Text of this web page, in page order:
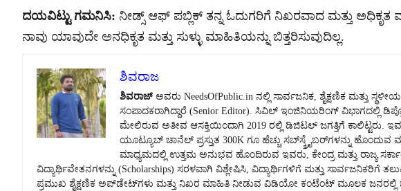
ದಯವಿಟ್ಟು ಗಮನಿಸಿ: ನೀಡ್ಸ್ ಆಫ್ ಪಬ್ಲಿಕ್ ತನ್ನ ಓದುಗರಿಗೆ ನಿಖರವಾದ ಮತ್ತು ಅಧಿಕೃತ
ನಾವು ಯಾವುದೇ ಅನಧಿಕೃತ ಮತ್ತು ಸುಳ್ಳು ಮಾಹಿತಿಯನ್ನು ಬಿತ್ತರಿಸುವುದಿಲ್ಲ.
ಶಿವರಾಜ
ಶಿವರಾಜ್ಅವರು NeedsOfPublic.in ನಲ್ಲಿ ಸಾರ್ವಜನಿಕ, ಶೈಕ್ಷಣಿಕ ಮತ್ತು
ಸಂಪಾದಕರಾಗಿದ್ದಾರೆ (Senior Editor). ಸಿವಿಲ್ ಇಂಜಿನಿಯರಿಂಗ್ ವಿಭಾಗದಲ್ಲಿ
ಮೇಲಿರುವ ಅತೀವ ಆಸಕ್ತಿಯಿಂದಾಗಿ 2019 ರಲ್ಲಿ ಡಿಜಿಟಲ್ ಜಗತ್ತಿಗೆ ಕಾಲಿಟ್ಟರು.
ಯೂಟ್ಯೂಬ್ ಚಾನೆಲ್ ಪ್ರಸ್ತುತ 300K ಗೂ ಹೆಚ್ಚು ಸಬ್‌ಸ್ಕ್ರೈಬರ್‌ಗಳನ್ನು
ಮಾಧ್ಯಮದಲ್ಲಿ ಉತ್ತಮ ಅನುಭವ ಹೊಂದಿರುವ ಇವರು, ಕೇಂದ್ರ ಮತ್ತು ರಾಜ್ಯ
ವಿದ್ಯಾರ್ಥಿವೇತನಗಳನ್ನು (Scholarships) ಸರಳವಾಗಿ ವಿಶ್ಲೇಷಿಸಿ, ವಿದ್ಯಾರ್ಥಿಗಳಿಗೆ ಮತ್ತು ಸಾರ್ವಜನಿಕರಿಗೆ
ಪ್ರಮುಖ ಶೈಕ್ಷಣಿಕ ಅಪ್‌ಡೇಟ್‌ಗಳು ಮತ್ತು ನಿಖರ ಮಾಹಿತಿ ನೀಡುವ ವಿಡಿಯೋ ಕಂಟೆಂಟ್ ಮೂಲಕ